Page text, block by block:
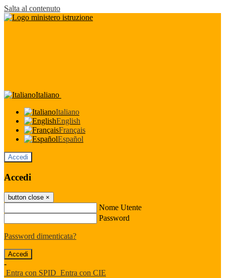
Salta al contenuto
Italiano
Italiano
English
Français
Español
Accedi
Accedi
button close ×
Nome Utente
Password
Password dimenticata?
-
Entra con SPID Entra con CIE